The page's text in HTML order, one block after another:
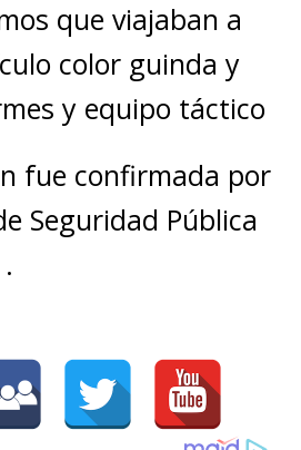
que viajaban a
color guinda y
y equipo táctico
fue confirmada por
Seguridad Pública